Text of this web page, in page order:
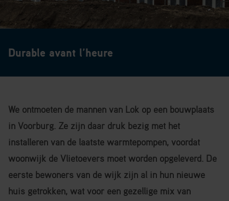
Durable avant l’heure
We ontmoeten de mannen van Lok op een bouwplaats
in Voorburg. Ze zijn daar druk bezig met het
installeren van de laatste warmtepompen, voordat
woonwijk de Vlietoevers moet worden opgeleverd. De
eerste bewoners van de wijk zijn al in hun nieuwe
huis getrokken, wat voor een gezellige mix van